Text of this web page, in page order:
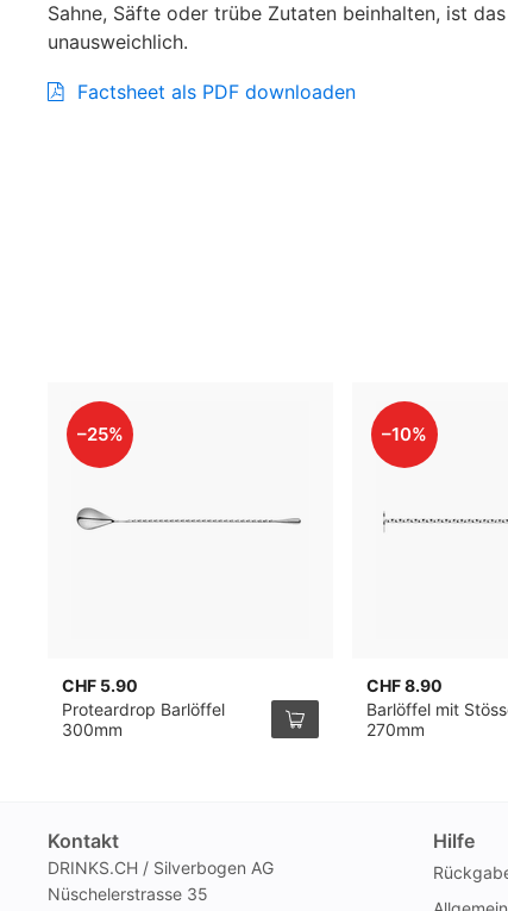
Sahne, Säfte oder trübe Zutaten beinhalten, ist das
unausweichlich.
Factsheet als PDF downloaden
–25%
CHF 5.90
Proteardrop Barlöffel
300mm
–10%
CHF 8.90
Barlöffel mit
270mm
Kontakt
DRINKS.CH / Silverbogen AG
Nüschelerstrasse 35
Hilfe